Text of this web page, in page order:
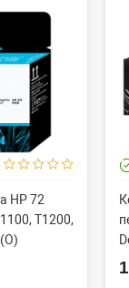
HP 72
T1200,